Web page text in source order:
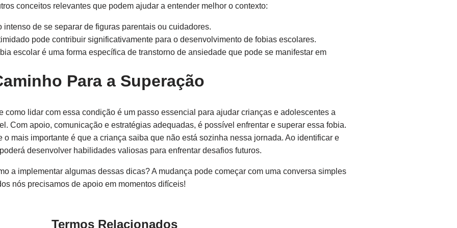
conceitos relevantes que podem ajudar a entender melhor o contexto:
intenso de se separar de figuras parentais ou cuidadores.
pode contribuir significativamente para o desenvolvimento de fobias escolares.
escolar é uma forma específica de transtorno de ansiedade que pode se manifestar em
Para a Superação
como lidar com essa condição é um passo essencial para ajudar crianças e adolescentes a
Com apoio, comunicação e estratégias adequadas, é possível enfrentar e superar essa fobia.
o mais importante é que a criança saiba que não está sozinha nessa jornada. Ao identificar e
desenvolver habilidades valiosas para enfrentar desafios futuros.
a implementar algumas dessas dicas? A mudança pode começar com uma conversa simples
nós precisamos de apoio em momentos difíceis!
Termos Relacionados